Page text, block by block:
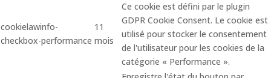
cookielawinfo-
checkbox-performance
11
mois
Ce cookie est défini par le plugin
GDPR Cookie Consent. Le cookie est
utilisé pour stocker le consentement
de l'utilisateur pour les cookies de la
catégorie « Performance ».